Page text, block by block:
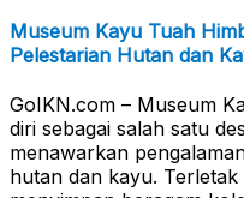
Museum Kayu Tuah
Pelestarian Hutan dan
GoIKN.com – Museum
diri sebagai salah satu
menawarkan
hutan dan kayu.